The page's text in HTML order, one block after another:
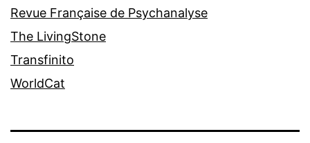
Revue Française de Psychanalyse
The LivingStone
Transfinito
WorldCat